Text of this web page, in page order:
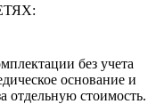
без учета
основание и
отдельную стоимость.